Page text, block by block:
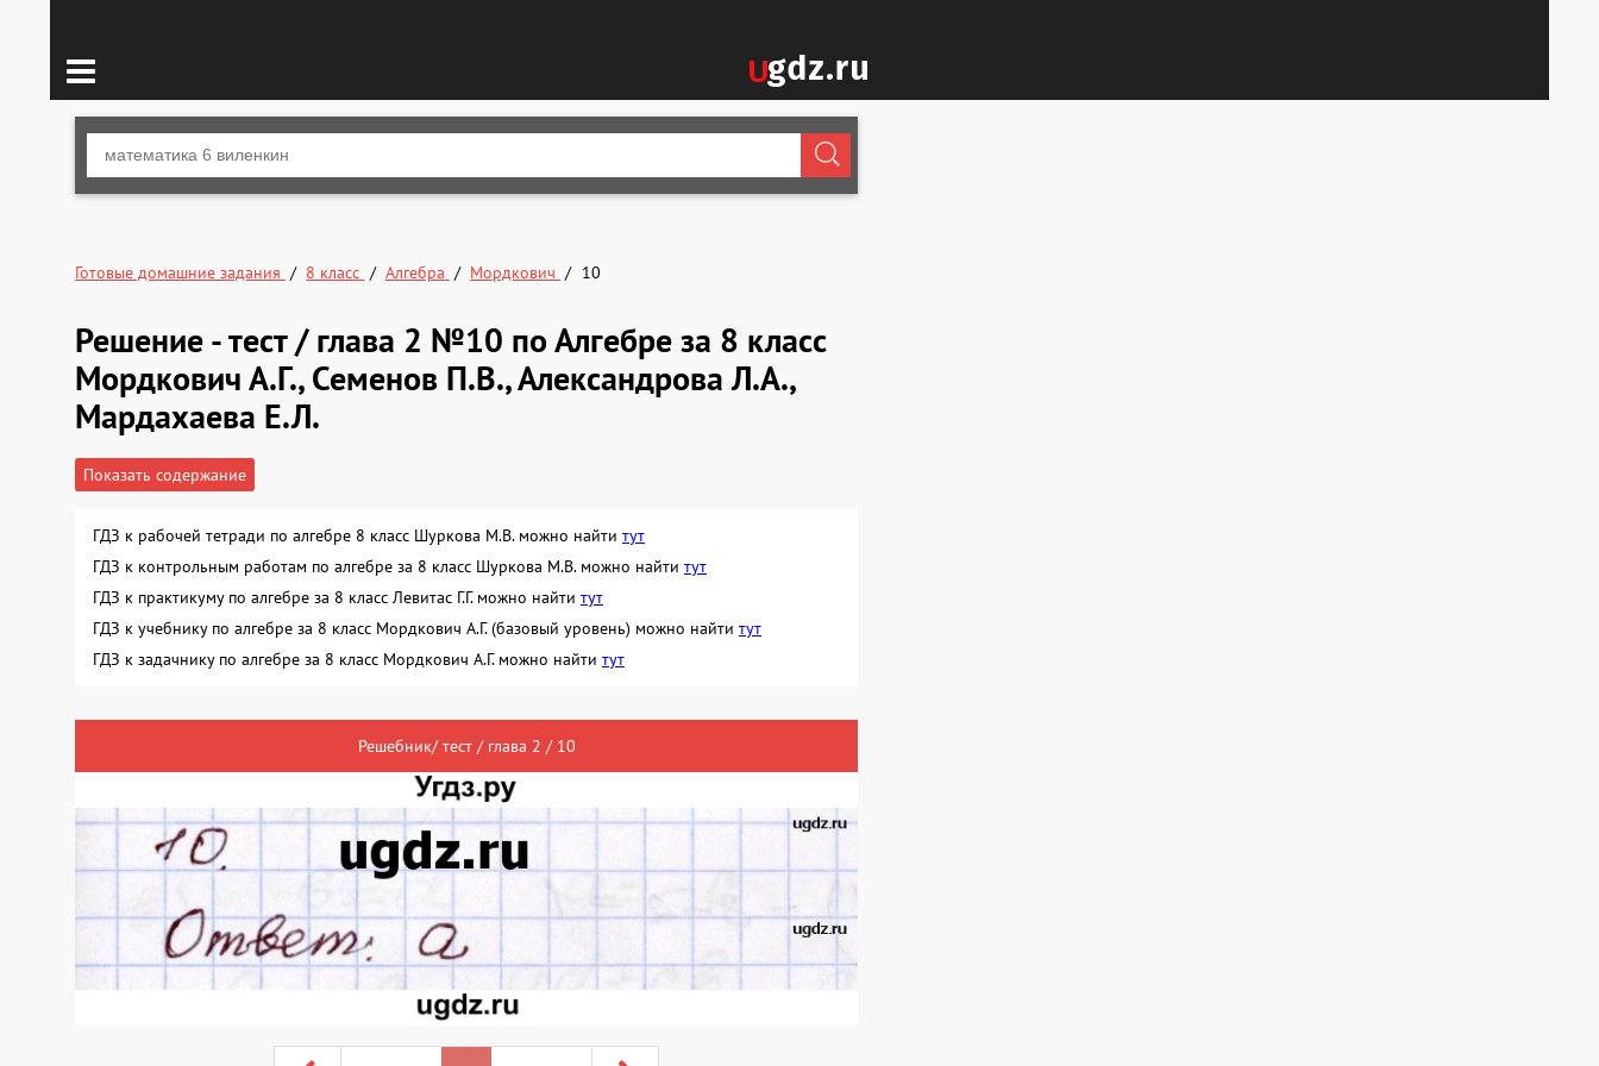
Готовые домашние задания 8 класс Алгебра Мордкович 10
Решение - тест / глава 2 №10 по Алгебре за 8 класс
Мордкович А.Г., Семенов П.В., Александрова Л.А.,
Мардахаева Е.Л.
Показать содержание
ГДЗ к рабочей тетради по алгебре 8 класс Шуркова М.В. можно найти тут
ГДЗ к контрольным работам по алгебре за 8 класс Шуркова М.В. можно найти тут
ГДЗ к практикуму по алгебре за 8 класс Левитас Г.Г. можно найти тут
ГДЗ к учебнику по алгебре за 8 класс Мордкович А.Г. (базовый уровень) можно найти тут
ГДЗ к задачнику по алгебре за 8 класс Мордкович А.Г. можно найти тут
Решебник/ тест / глава 2 / 10